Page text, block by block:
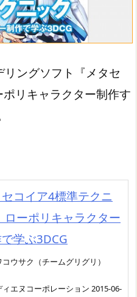
ングソフト『メタセ
リキャラクター制作す
コイア4標準テクニ
ローポリキャラクター
学ぶ3DCG
ウサク（チームグリグリ）
ィエヌコーポレーション 2015-06-